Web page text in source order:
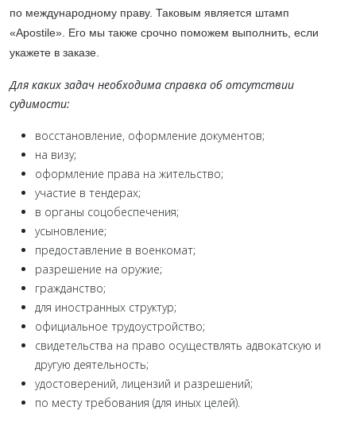
по международному праву. Таковым является штамп
«Apostile». Его мы также срочно поможем выполнить, если
укажете в заказе.
Для каких задач необходима справка об отсутствии
судимости:
восстановление, оформление документов;
на визу;
оформление права на жительство;
участие в тендерах;
в органы соцобеспечения;
усыновление;
предоставление в военкомат;
разрешение на оружие;
гражданство;
для иностранных структур;
официальное трудоустройство;
свидетельства на право осуществлять адвокатскую и
другую деятельность;
удостоверений, лицензий и разрешений;
по месту требования (для иных целей).